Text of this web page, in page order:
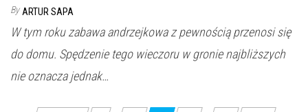
By ARTUR SAPA
W tym roku zabawa andrzejkowa z pewnością przenosi się
do domu. Spędzenie tego wieczoru w gronie najbliższych
nie oznacza jednak…